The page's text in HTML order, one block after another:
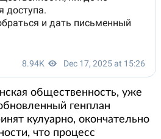
общественность, уже
генплан
кулуарно, окончательно
что процесс